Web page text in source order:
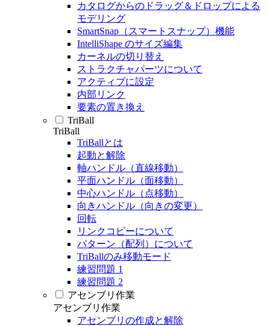
カタログからのドラッグ＆ドロップによる
モデリング
SmartSnap（スマートスナップ）機能
IntelliShape のサイズ編集
カーネルの切り替え
ストラクチャパーツについて
アクティブに設定
内部リンク
要素の置き換え
TriBall
TriBall
TriBallとは
起動と解除
軸ハンドル（直線移動）
平面ハンドル（面移動）
中心ハンドル（点移動）
向きハンドル（向きの変更）
回転
リンクコピーについて
パターン（配列）について
TriBallのみ移動モード
練習問題 1
練習問題 2
アセンブリ作業
アセンブリ作業
アセンブリの作成と解除